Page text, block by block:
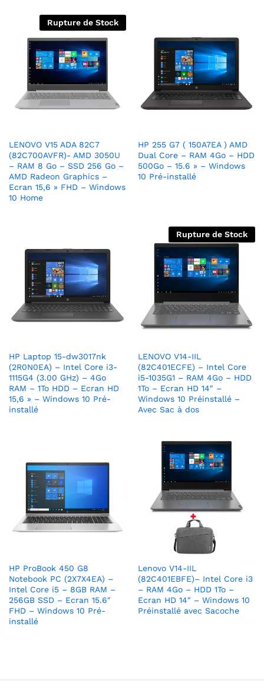
Rupture de Stock
LENOVO V15 ADA 82C7
(82C700AVFR)- AMD 3050U
– RAM 8 Go – SSD 256 Go –
AMD Radeon Graphics –
Ecran 15,6 » FHD – Windows
10 Home
HP 255 G7 ( 150A7EA ) AMD
Dual Core – RAM 4Go – HDD
500Go – 15.6 » – Windows
10 Pré-installé
HP Laptop 15-dw3017nk
(2R0N0EA) – Intel Core i3-
1115G4 (3.00 GHz) – 4Go
RAM – 1To HDD – Ecran HD
15,6 » – Windows 10 Pré-
installé
Rupture de Stock
LENOVO V14-IIL
(82C401ECFE) – Intel Core
i5-1035G1 – RAM 4Go – HDD
1To – Ecran HD 14″ –
Windows 10 Préinstallé –
Avec Sac à dos
HP ProBook 450 G8
Notebook PC (2X7X4EA) –
Intel Core i5 – 8GB RAM –
256GB SSD – Ecran 15.6″
FHD – Windows 10 Pré-
installé
Lenovo V14-IIL
(82C401EBFE)– Intel Core i3
– RAM 4Go – HDD 1To –
Ecran HD 14″ – Windows 10
Préinstallé avec Sacoche